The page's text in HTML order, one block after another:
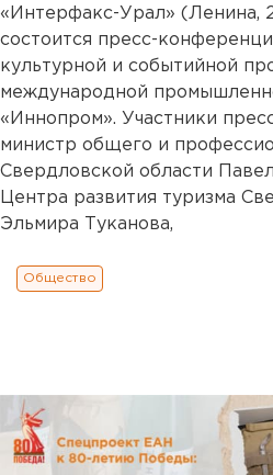
«Интерфакс-Урал» (Ленина,
состоится пресс-
культурной и событийной
международной
«Иннопром». Участники
министр общего и
Свердловской области
Центра развития туризма
Эльмира Туканова,
Общество